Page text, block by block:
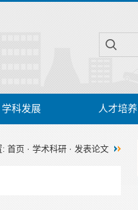
学科发展 人才培养
: 首页 · 学术科研 · 发表论文